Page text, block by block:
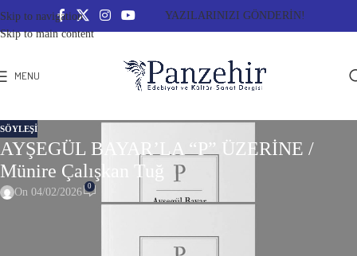
Skip to navigation
Skip to main content
YAZILARINIZI GÖNDERİN!
MENU
SÖYLEŞİ
AYŞEGÜL BAYAR’LA “P” ÜZERİNE /
Münire Çalışkan Tuğ
On 04/02/2026 0